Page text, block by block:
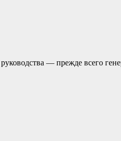
— прежде всего